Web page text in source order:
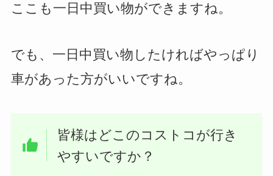
ここも一日中買い物ができますね。
でも、一日中買い物したければやっぱり
車があった方がいいですね。
皆様はどこのコストコが行き
やすいですか？